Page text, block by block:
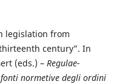
legislation from
century”. In
(eds.) – Regulae-
fonti normetive degli ordini